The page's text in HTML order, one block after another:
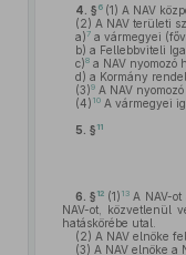
4. § 6 (1) A NAV
(2) A NAV területi
a)7a vármegyei
b) a Fellebbviteli
c)8a NAV nyomozó
d) a Kormány
(3)9A NAV
(4) 10A vármegyei
5. § 11
6. § 12 (1) 13A NAV-ot
NAV-ot, közvetlenül
hatáskörébe utal.
(2) A NAV elnöke
(3) A NAV elnöke a